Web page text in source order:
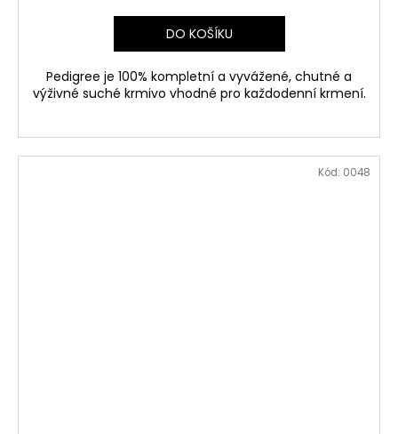
DO KOŠÍKU
Pedigree je 100% kompletní a vyvážené, chutné a
výživné suché krmivo vhodné pro každodenní krmení.
Kód: 0048